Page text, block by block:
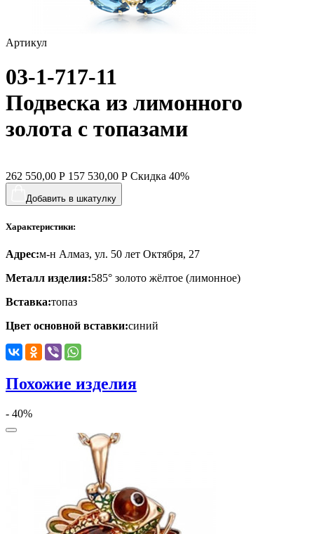
слоны
собаки
спичка
стрекозы и мотыльки
цветы
ящерки
Артикул
03-1-717-11
Подвеска из лимонного
золота с топазами
262 550,00 Р 157 530,00 Р Скидка 40%
Добавить в шкатулку
Характеристики:
Адрес:м-н Алмаз, ул. 50 лет Октября, 27
Металл изделия:585° золото жёлтое (лимонное)
Вставка:топаз
Цвет основной вставки:синий
Похожие изделия
- 40%